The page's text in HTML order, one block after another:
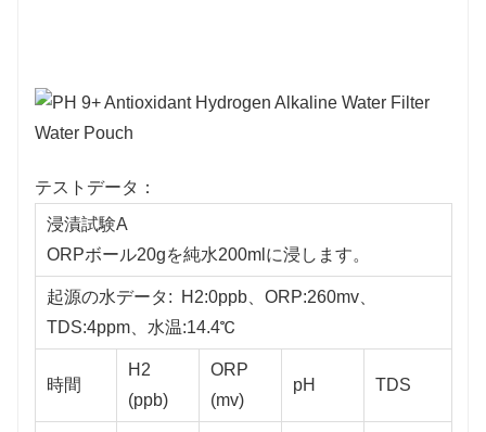
テストデータ：
浸漬試験A
ORPボール20gを純水200mlに浸します。
起源の水データ: H2:0ppb、ORP:260mv、
TDS:4ppm、水温:14.4℃
時間
H2
(ppb)
ORP
(mv)
pH TDS